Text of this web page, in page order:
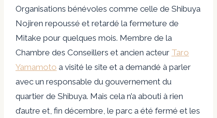
Organisations bénévoles comme celle de Shibuya
Nojiren repoussé et retardé la fermeture de
Mitake pour quelques mois. Membre de la
Chambre des Conseillers et ancien acteur Taro
Yamamoto a visité le site et a demandé à parler
avec un responsable du gouvernement du
quartier de Shibuya. Mais cela n’a abouti à rien
d’autre et, fin décembre, le parc a été fermé et les